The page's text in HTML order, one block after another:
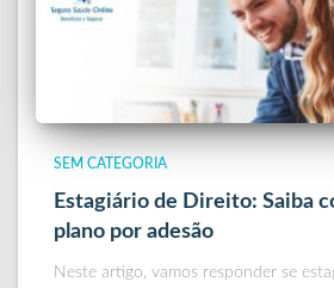
SEM CATEGORIA
Estagiário de Direito: Saiba
plano por adesão
Neste artigo, vamos responder se